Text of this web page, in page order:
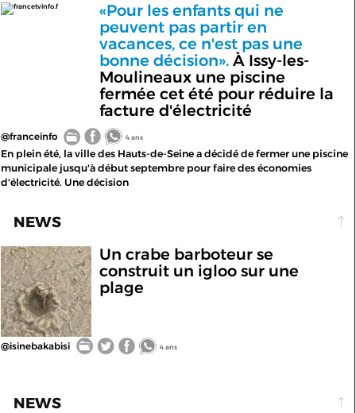
francetvinfo.f
«Pour les enfants qui ne
peuvent pas partir en
vacances, ce n'est pas une
bonne décision».À Issy-les-
Moulineaux une piscine
fermée cet été pour réduire la
facture d'électricité
@franceinfo 4 ans
En plein été, la ville des Hauts-de-Seine a décidé de fermer une piscine
municipale jusqu'à début septembre pour faire des économies
d'électricité. Une décision
NEWS
Un crabe barboteur se
construit un igloo sur une
plage
@isinebakabisi 4 ans
NEWS